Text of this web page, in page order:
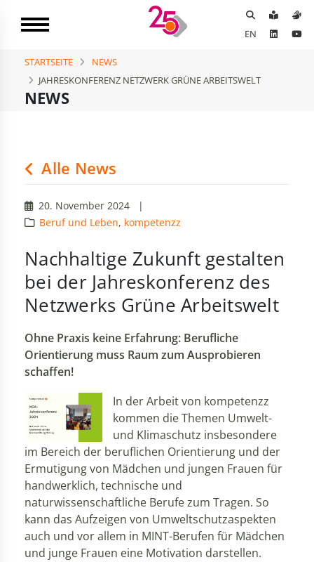
EN
NEWS
STARTSEITE
NEWS
JAHRESKONFERENZ NETZWERK GRÜNE ARBEITSWELT
Alle News
20. November 2024
|
Beruf und Leben, kompetenzz
Nachhaltige Zukunft gestalten
bei der Jahreskonferenz des
Netzwerks Grüne Arbeitswelt
Ohne Praxis keine Erfahrung: Berufliche
Orientierung muss Raum zum Ausprobieren
schaffen!
In der Arbeit von kompetenzz
kommen die Themen Umwelt-
und Klimaschutz insbesondere
im Bereich der beruflichen Orientierung und der
Ermutigung von Mädchen und jungen Frauen für
handwerklich, technische und
naturwissenschaftliche Berufe zum Tragen. So
kann das Aufzeigen von Umweltschutzaspekten
auch und vor allem in MINT-Berufen für Mädchen
und junge Frauen eine Motivation darstellen.